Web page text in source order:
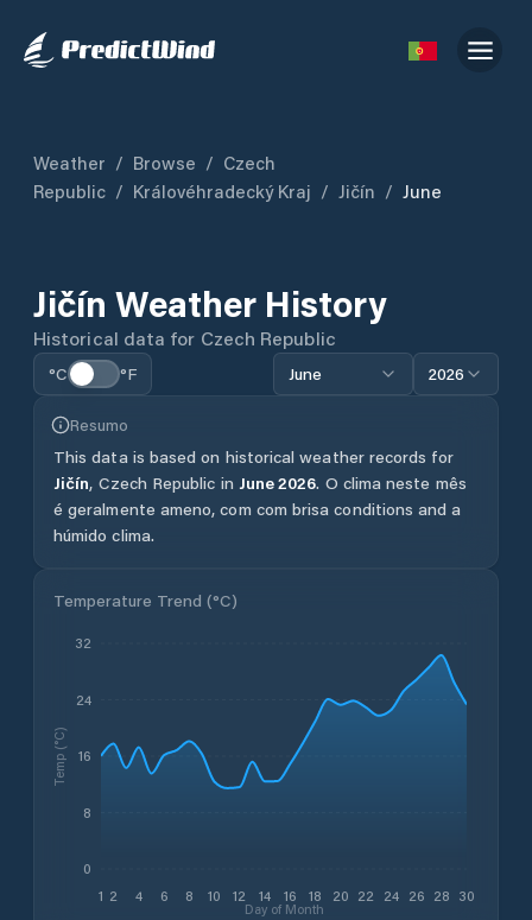
Weather / Browse / Czech
Republic / Královéhradecký Kraj / Jičín / June
Jičín Weather History
Historical data for Czech Republic
°C °F June 2026
Resumo
This data is based on historical weather records for
Jičín, Czech Republic in June2026. O clima neste mês
é geralmente ameno, com com brisa conditions and a
húmido clima.
Temperature Trend (°C)
1 2 4 6 8 10 12 14 16 18 20 22 24 26 28 30
Day of Month
0
8
16
24
32
Temp (°C)